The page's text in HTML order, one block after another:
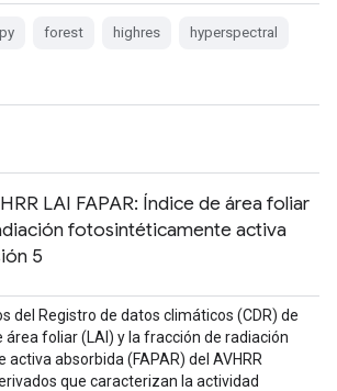
forest highres hyperspectral
LAI FAPAR: Índice de área foliar
fotosintéticamente activa
5
del Registro de datos climáticos (CDR) de
área foliar (LAI) y la fracción de radiación
absorbida (FAPAR) del AVHRR
que caracterizan la actividad